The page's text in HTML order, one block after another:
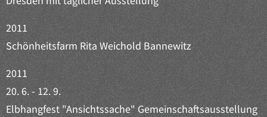
2011
Schönheitsfarm Rita Weichold Bannewitz
2011
20. 6. - 12. 9.
Elbhangfest "Ansichtssache" Gemeinschaftsausstellung